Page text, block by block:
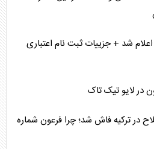
متحدان ایران
جدید است؟
تثبیت معادلات
برزیل
شد + جزییات ثبت نام اعتباری
در لایو تیک تاک
در ترکیه فاش شد؛ چرا فرعون شماره